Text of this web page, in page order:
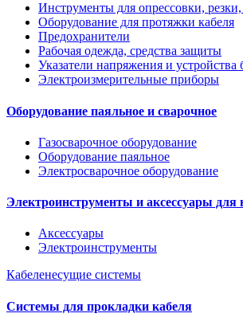
Инструменты для опрессовки,
Оборудование для протяжки кабеля
Предохранители
Рабочая одежда, средства защиты
Указатели напряжения и устройства
Электроизмерительные приборы
Оборудование паяльное и сварочное
Газосварочное оборудование
Оборудование паяльное
Электросварочное оборудование
Электроинструменты и аксессуары для
Аксессуары
Электроинструменты
Кабеленесущие системы
Системы для прокладки кабеля